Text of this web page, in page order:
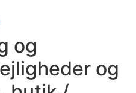
og
og